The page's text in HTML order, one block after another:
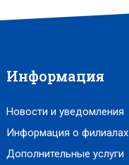
Информация
Новости и уведомления
Информация о филиалах
Дополнительные услуги